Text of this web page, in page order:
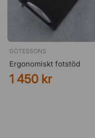
GÖTESSONS
Ergonomiskt fotstöd
1 450 kr